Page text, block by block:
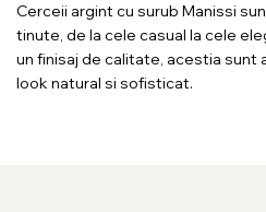
Cerceii argint cu surub Manissi
tinute, de la cele casual la cele
un finisaj de calitate, acestia
look natural si sofisticat.